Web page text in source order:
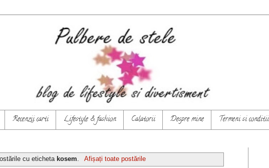
Recenzii carti Lifestyle & fashion Calatorii Despre mine Termeni si conditii
cu eticheta kosem Afișați toate postările